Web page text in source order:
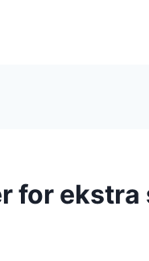
for ekstra